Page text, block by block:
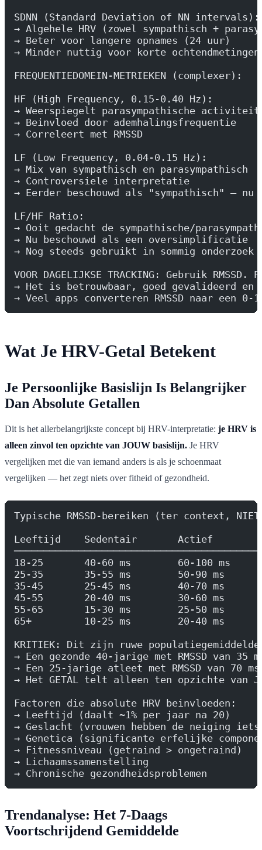
SDNN (Standard Deviation of NN intervals):
→ Algehele HRV (zowel sympathisch +
→ Beter voor langere opnames (24 uur)
→ Minder nuttig voor korte ochtendmetingen
FREQUENTIEDOMEIN-METRIEKEN (complexer):
HF (High Frequency, 0.15-0.40 Hz):
→ Weerspiegelt parasympathische activiteit
→ Beinvloed door ademhalingsfrequentie
→ Correleert met RMSSD
LF (Low Frequency, 0.04-0.15 Hz):
→ Mix van sympathisch en parasympathisch
→ Controversiele interpretatie
→ Eerder beschouwd als "sympathisch" — nu
LF/HF Ratio:
→ Ooit gedacht de sympathische/
→ Nu beschouwd als een oversimplificatie
→ Nog steeds gebruikt in sommig onderzoek
VOOR DAGELIJKSE TRACKING: Gebruik RMSSD.
→ Het is betrouwbaar, goed gevalideerd en
→ Veel apps converteren RMSSD naar een 0-
Wat Je HRV-Getal Betekent
Je Persoonlijke Basislijn Is Belangrijker
Dan Absolute Getallen
Dit is het allerbelangrijkste concept bij HRV-interpretatie: je HRV is
alleen zinvol ten opzichte van JOUW basislijn. Je HRV
vergelijken met die van iemand anders is als je schoenmaat
vergelijken — het zegt niets over fitheid of gezondheid.
Typische RMSSD-bereiken (ter context,
Leeftijd    Sedentair       Actief
18-25       40-60 ms        60-100 ms
25-35       35-55 ms        50-90 ms
35-45       25-45 ms        40-70 ms
45-55       20-40 ms        30-60 ms
55-65       15-30 ms        25-50 ms
65+         10-25 ms        20-40 ms
KRITIEK: Dit zijn ruwe
→ Een gezonde 40-jarige met RMSSD van 35
→ Een 25-jarige atleet met RMSSD van 70
→ Het GETAL telt alleen ten opzichte van
Factoren die absolute HRV beinvloeden:
→ Leeftijd (daalt ~1% per jaar na 20)
→ Geslacht (vrouwen hebben de neiging
→ Genetica (significante erfelijke
→ Fitnessniveau (getraind > ongetraind)
→ Lichaamssamenstelling
→ Chronische gezondheidsproblemen
Trendanalyse: Het 7-Daags
Voortschrijdend Gemiddelde